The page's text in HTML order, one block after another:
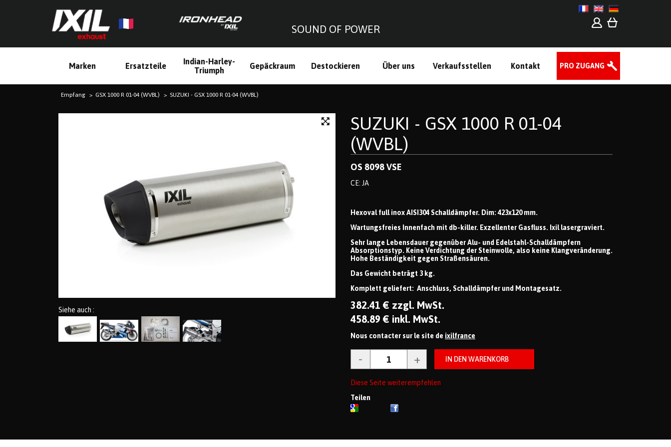
SOUND OF POWER
Marken Ersatzteile
Indian-Harley-
Triumph
Gepäckraum Destockieren Über uns Verkaufsstellen Kontakt PRO ZUGANG
Empfang GSX 1000 R 01-04 (WVBL) SUZUKI - GSX 1000 R 01-04 (WVBL)
Siehe auch :
SUZUKI - GSX 1000 R 01-04
(WVBL)
OS 8098 VSE
CE: JA
Hexoval full inox AISI304 Schalldämpfer. Dim: 423x120 mm.
Wartungsfreies Innenfach mit db-killer. Exzellenter Gasfluss. Ixil lasergraviert.
Sehr lange Lebensdauer gegenüber Alu- und Edelstahl-Schalldämpfern
Absorptionstyp. Keine Verdichtung der Steinwolle, also keine Klangveränderung.
Hohe Beständigkeit gegen Straßensäuren.
Das Gewicht beträgt 3 kg.
Komplett geliefert: Anschluss, Schalldämpfer und Montagesatz.
382.41 € zzgl. MwSt.
458.89 € inkl. MwSt.
Nous contacter sur le site de ixilfrance
Diese Seite weiterempfehlen
Teilen